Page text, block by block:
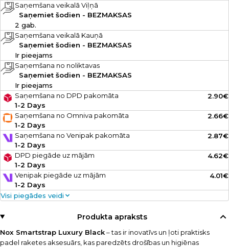
Saņemšana veikalā Viļņā
Saņemiet šodien - BEZMAKSAS
2 gab.
Saņemšana veikalā Kauņā
Saņemiet šodien - BEZMAKSAS
Ir pieejams
Saņemšana no noliktavas
Saņemiet šodien - BEZMAKSAS
Ir pieejams
Saņemšana no DPD pakomāta
1-2 Days
2.90€
Saņemšana no Omniva pakomāta
1-2 Days
2.66€
Saņemšana no Venipak pakomāta
1-2 Days
2.87€
DPD piegāde uz mājām
1-2 Days
4.62€
Venipak piegāde uz mājām
1-2 Days
4.01€
Visi piegādes veidi
Produkta apraksts
Nox Smartstrap Luxury Black– tas ir inovatīvs un ļoti praktisks
padel raketes aksesuārs, kas paredzēts drošības un higiēnas